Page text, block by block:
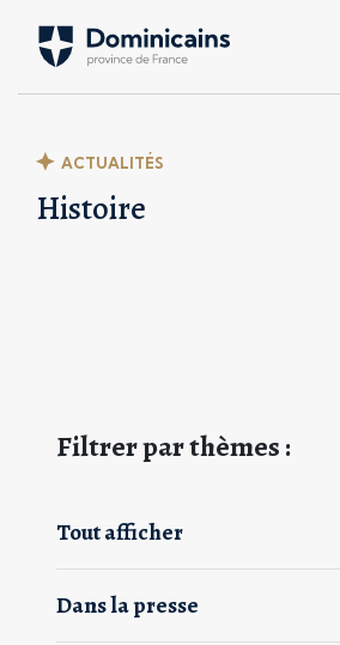
ACTUALITÉS
Histoire
Filtrer par thèmes :
Tout afficher
Dans la presse